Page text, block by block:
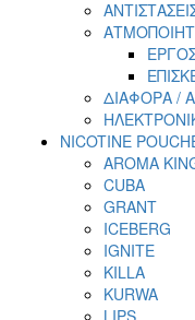
ΔΙΑΦΟΡΑ /
NICOTINE
AROMA
CUBA
GRANT
ICEBERG
IGNITE
KILLA
KURWA
LIPS